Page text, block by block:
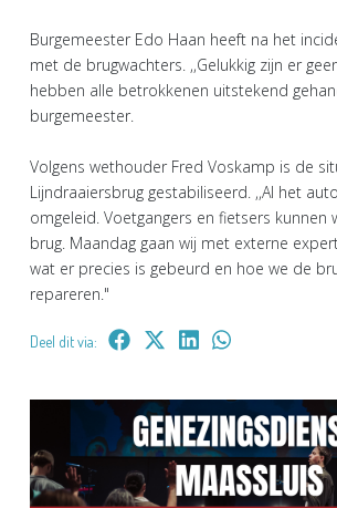
Burgemeester Edo Haan heeft na het
met de brugwachters. ,,Gelukkig zijn er
hebben alle betrokkenen uitstekend
burgemeester.
Volgens wethouder Fred Voskamp is de
Lijndraaiersbrug gestabiliseerd. ,,Al het
omgeleid. Voetgangers en fietsers kunnen
brug. Maandag gaan wij met externe
wat er precies is gebeurd en hoe we de
repareren."
Deel dit via: